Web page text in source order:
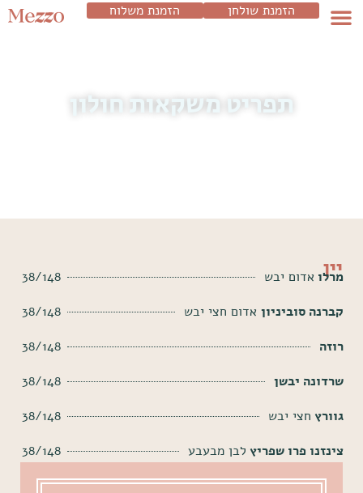
הזמנת שולחן הזמנת משלוח
תפריט משקאות חולון
יין
מרלו אדום יבש
38/148
קברנה סוביניון אדום חצי יבש
38/148
רוזה
38/148
שרדונה יבשן
38/148
גוורץ חצי יבש
38/148
צינזנו פרו שפריץ לבן מבעבע 38/148